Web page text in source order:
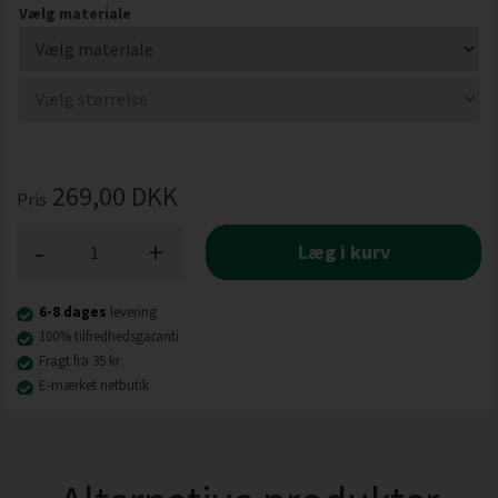
Vælg materiale
Pris 269,00 DKK
+
- Læg i kurv
6-8 dages levering
100% tilfredhedsgaranti
Fragt fra 35 kr
E-mærket netbutik